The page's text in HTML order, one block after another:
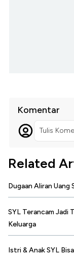
Komentar
Tulis
Related
Dugaan Aliran Uang
SYL Terancam Jadi
Keluarga
Istri & Anak SYL